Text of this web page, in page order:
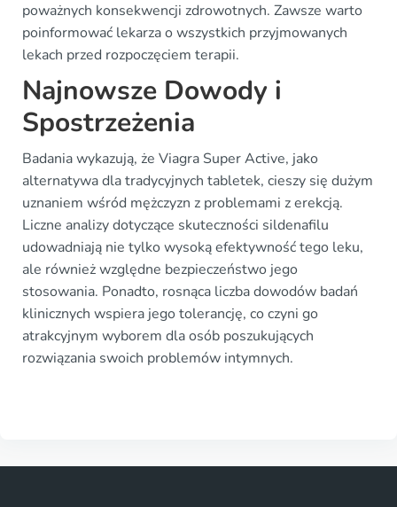
poważnych konsekwencji zdrowotnych. Zawsze warto
poinformować lekarza o wszystkich przyjmowanych
lekach przed rozpoczęciem terapii.
Najnowsze Dowody i
Spostrzeżenia
Badania wykazują, że Viagra Super Active, jako
alternatywa dla tradycyjnych tabletek, cieszy się dużym
uznaniem wśród mężczyzn z problemami z erekcją.
Liczne analizy dotyczące skuteczności sildenafilu
udowadniają nie tylko wysoką efektywność tego leku,
ale również względne bezpieczeństwo jego
stosowania. Ponadto, rosnąca liczba dowodów badań
klinicznych wspiera jego tolerancję, co czyni go
atrakcyjnym wyborem dla osób poszukujących
rozwiązania swoich problemów intymnych.